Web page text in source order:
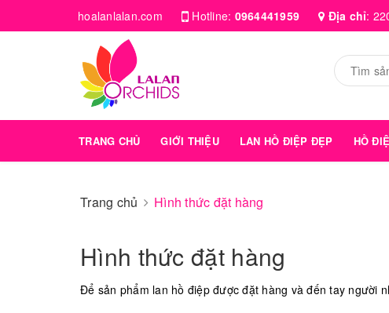
hoalanlalan.com Hotline: 0964441959 Địa chỉ:
TRANG CHỦ GIỚI THIỆU LAN HỒ ĐIỆP ĐẸP HỒ
Trang chủ Hình thức đặt hàng
Hình thức đặt hàng
Để sản phẩm lan hồ điệp được đặt hàng và đến tay người